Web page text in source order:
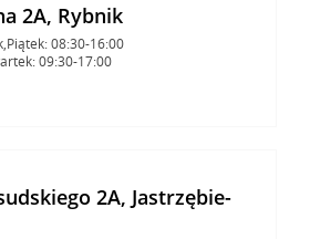
2A, Rybnik
08:30-16:00
09:30-17:00
2A, Jastrzębie-